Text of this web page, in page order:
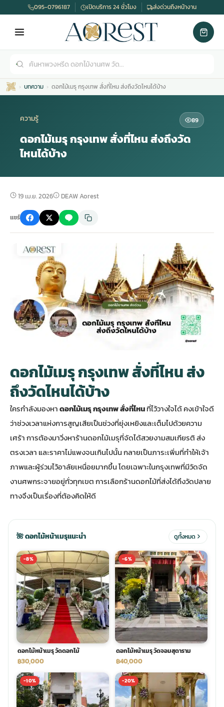
ดอกไม้หน้าศพ
จัดดอกไม้หน้าศพ
ดอกไม้หน้าหีบ
ดอกไม้หน้างานศพ
ดอกไม้หน้าโลง
จัดดอกไม้หน้าโลง
ดอกไม้ศพ
ดอกไม้งานศพ ส่งด่วน
ดอกไม้งานศพ กรุงเทพ
ร้านดอกไม้งานศพ ใกล้ฉัน
ดอกไม้งานศพ ราคาถูก
จัดดอกไม้งานศพ ราคา
ดอกไม้งานศพ ส่งฟรี
ดอกไม้งานศพ ออนไลน์
พวงดอกไม้งานศพ
พวงหรีด กรุงเทพ
สั่งพวงหรีด
ร้านพวงหรีด
ดอกไม้พวงหรีด
พวงหรีดปทุม
พวงหรีด ปากคลองตลาด
พวงหรีดราคาถูก
พวงหรีดดอกไม้สด
พวงหรีดดอกไม้สด ราคาถูก
ส่งพวงหรีด ด่วน กรุงเทพ
ร้านพวงหรีด กรุงเทพ ส่งฟรี
พวงหรีด ปากคลองตลาด ราคา
พวงหรีด ส่งด่วน วันนี้
มรุสีขาว
ไม้หน้าเมรุ
กไม้หน้าเมรุ
น้าเมรุ ราคา
ม้หน้าเมรุ
มรุ ราคาถูก
ม้หน้าเมรุ
ระดับเมรุ
มรุ ส่งด่วน
น้าเมรุ กรุงเทพ
ไม้งานแต่ง
ไม้งานแต่ง ราคาถูก
ไม้งานแต่ง กรุงเทพ
อกไม้งานแต่ง
ดอกไม้งานแต่ง
พวงหรีดพัดลม
พวงหรีดพัดลม ราคาถูก
พวงหรีดพัดลม กรุงเทพ
พวงหรีดพัดลม ส่งด่วน
สั่งพวงหรีดพัดลม
พวงหรีดพัดลม ปากคลองตลาด
พวงหรีดพัดลม แบบสวยๆ
รับจัดงานศพ
รับจัดงานศพ ครบวงจร
รับจัดงานศพ กรุงเทพ
แพ็คเกจจัดงานศพ
ค่าใช้จ่ายจัดงานศพ
ขั้นตอนจัดงานศพ
จัดงานศพ ราคาถูก
095-0796187 เปิดบริการ 24 ชั่วโมง ส่งด่วนถึงหน้างาน
บทความ ดอกไม้เมรุ กรุงเทพ สั่งที่ไหน ส่งถึงวัดไหนได้บ้าง
ความรู้ 89
ดอกไม้เมรุ กรุงเทพ สั่งที่ไหน ส่งถึงวัด
ไหนได้บ้าง
19 เม.ย. 2026 DEAW Aorest
แชร์
ดอกไม้เมรุ กรุงเทพ สั่งที่ไหน ส่ง
ถึงวัดไหนได้บ้าง
ใครกำลังมองหาดอกไม้เมรุ กรุงเทพ สั่งที่ไหนที่ไว้วางใจได้ คงเข้าใจดี
ว่าช่วงเวลาแห่งการสูญเสียเป็นช่วงที่ยุ่งเหยิงและเต็มไปด้วยความ
เศร้า การต้องมาวิ่งหาร้านดอกไม้เมรุที่จัดได้สวยงามสมเกียรติ ส่ง
ตรงเวลา และราคาไม่แพงจนเกินไปนั้น กลายเป็นภาระเพิ่มที่ทำให้เจ้า
ภาพและผู้ร่วมไว้อาลัยเหนื่อยมากขึ้น โดยเฉพาะในกรุงเทพที่มีวัดจัด
งานศพกระจายอยู่ทั่วทุกเขต การเลือกร้านดอกไม้ที่ส่งได้ถึงวัดปลาย
ทางจึงเป็นเรื่องที่ต้องคิดให้ดี
🌺 ดอกไม้หน้าเมรุแนะนำ ดูทั้งหมด
-8%
ดอกไม้หน้าเมรุ วัดดอกไม้
฿30,000
-6%
ดอกไม้หน้าเมรุ วัดจอมสุดาราม
฿40,000
-10% -20%